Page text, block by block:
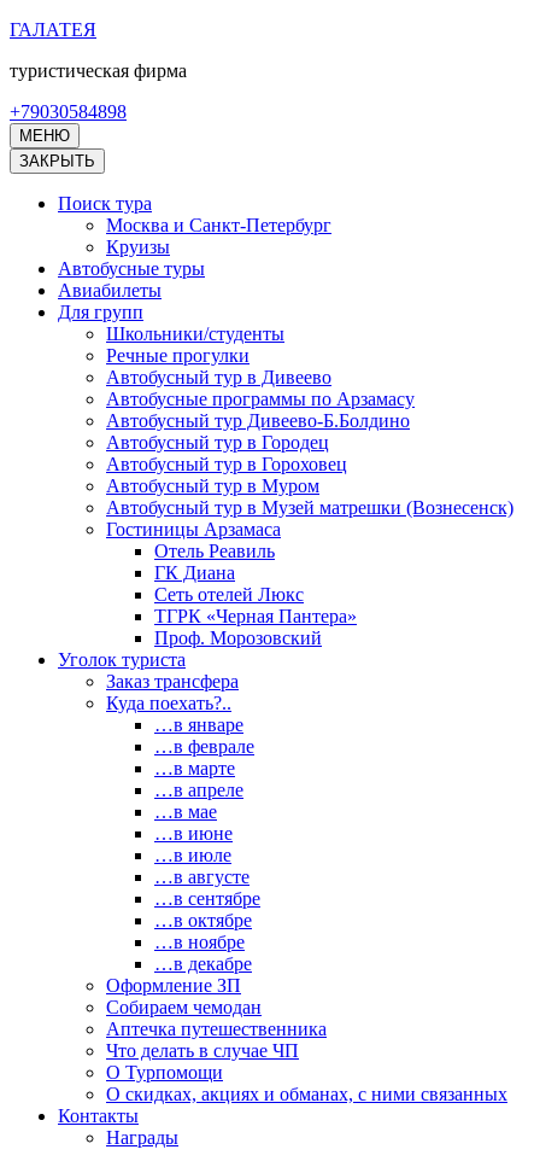
Перейти
содержимому
Enter)
ГАЛАТЕЯ
туристическая фирма
+79030584898
МЕНЮ
ЗАКРЫТЬ
Поиск тура
Москва и Санкт-Петербург
Круизы
Автобусные туры
Авиабилеты
Для групп
Школьники/студенты
Речные прогулки
Автобусный тур в Дивеево
Автобусные программы по Арзамасу
Автобусный тур Дивеево-Б.Болдино
Автобусный тур в Городец
Автобусный тур в Гороховец
Автобусный тур в Муром
Автобусный тур в Музей матрешки (Вознесенск)
Гостиницы Арзамаса
Отель Реавиль
ГК Диана
Сеть отелей Люкс
ТГРК «Черная Пантера»
Проф. Морозовский
Уголок туриста
Заказ трансфера
Куда поехать?..
…в январе
…в феврале
…в марте
…в апреле
…в мае
…в июне
…в июле
…в августе
…в сентябре
…в октябре
…в ноябре
…в декабре
Оформление ЗП
Собираем чемодан
Аптечка путешественника
Что делать в случае ЧП
О Турпомощи
О скидках, акциях и обманах, с ними связанных
Контакты
Награды